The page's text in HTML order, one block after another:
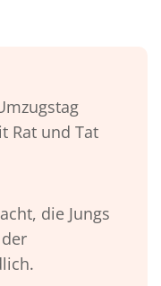
Rat und Tat
die Jungs